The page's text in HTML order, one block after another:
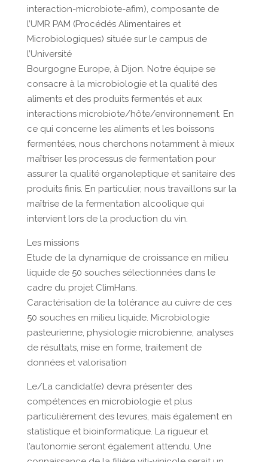
interaction-microbiote-afim), composante de
l’UMR PAM (Procédés Alimentaires et
Microbiologiques) située sur le campus de
l’Université
Bourgogne Europe, à Dijon. Notre équipe se
consacre à la microbiologie et la qualité des
aliments et des produits fermentés et aux
interactions microbiote/hôte/environnement. En
ce qui concerne les aliments et les boissons
fermentées, nous cherchons notamment à mieux
maîtriser les processus de fermentation pour
assurer la qualité organoleptique et sanitaire des
produits finis. En particulier, nous travaillons sur la
maîtrise de la fermentation alcoolique qui
intervient lors de la production du vin.
Les missions
Etude de la dynamique de croissance en milieu
liquide de 50 souches sélectionnées dans le
cadre du projet ClimHans.
Caractérisation de la tolérance au cuivre de ces
50 souches en milieu liquide. Microbiologie
pasteurienne, physiologie microbienne, analyses
de résultats, mise en forme, traitement de
données et valorisation
Le/La candidat(e) devra présenter des
compétences en microbiologie et plus
particulièrement des levures, mais également en
statistique et bioinformatique. La rigueur et
l’autonomie seront également attendu. Une